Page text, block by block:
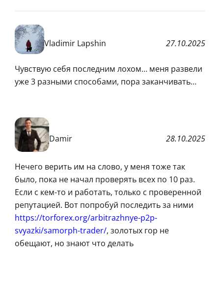
Vladimir Lapshin 27.10.2025
Чувствую себя последним лохом… меня развели
уже 3 разными способами, пора заканчивать…
Damir 28.10.2025
Нечего верить им на слово, у меня тоже так
было, пока не начал проверять всех по 10 раз.
Если с кем-то и работать, только с проверенной
репутацией. Вот попробуй последить за ними
https://torforex.org/arbitrazhnye-p2p-
svyazki/samorph-trader/, золотых гор не
обещают, но знают что делать